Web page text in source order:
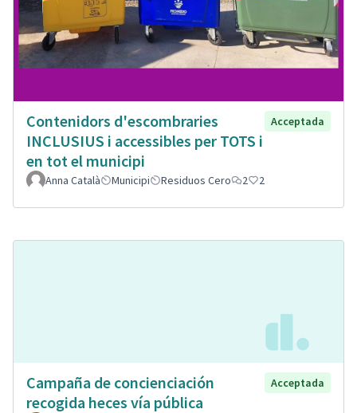
Contenidors d'escombraries
INCLUSIUS i accessibles per TOTS i
en tot el municipi
Acceptada
Anna Català Municipi Residuos Cero 2 2
Campaña de concienciación
recogida heces vía pública
Acceptada